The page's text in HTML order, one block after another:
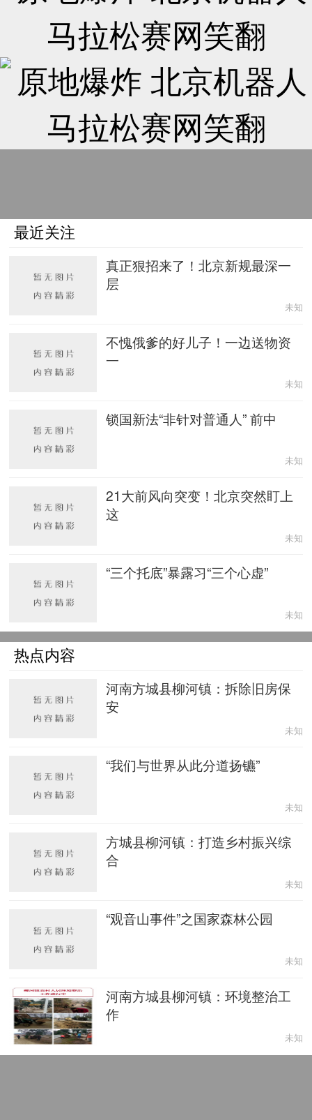
最近关注
真正狠招来了！北京新规最深一
层
未知
不愧俄爹的好儿子！一边送物资
一
未知
锁国新法“非针对普通人” 前中
未知
21大前风向突变！北京突然盯上
这
未知
“三个托底”暴露习“三个心虚”
未知
热点内容
河南方城县柳河镇：拆除旧房保
安
未知
“我们与世界从此分道扬镳”
未知
方城县柳河镇：打造乡村振兴综
合
未知
“观音山事件”之国家森林公园
未知
河南方城县柳河镇：环境整治工
作
未知